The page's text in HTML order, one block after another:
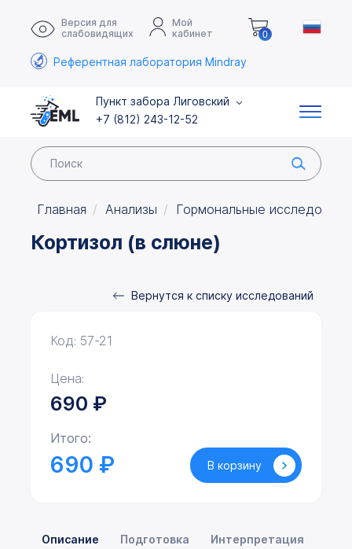
Версия для
слабовидящих
Мой
кабинет
0
Референтная лаборатория Mindray
Пункт забора Лиговский
+7 (812) 243-12-52
Главная Анализы Гормональные
Кортизол (в слюне)
Вернутся к списку исследований
Описание Подготовка Интерпретация
Код: 57-21
Цена:
690 ₽
Итого:
690 ₽ В корзину